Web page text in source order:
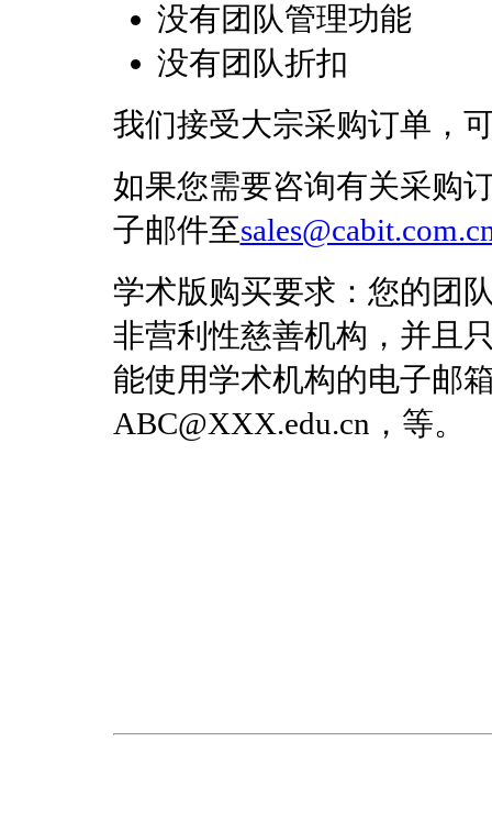
没有团队管理功能
没有团队折扣
我们接受大宗采购订单，
如果您需要咨询有关采购
子邮件至
学术版购买要求：您的团
非营利性慈善机构，并且
能使用学术机构的电子邮
ABC@XXX.edu.cn，等。